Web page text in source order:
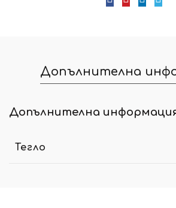
Допълнителна
Допълнителна
Тегло